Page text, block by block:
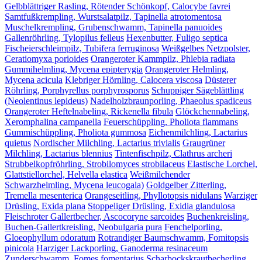
Gelbblättriger Rasling, Rötender Schönkopf, Calocybe favrei
Samtfußkrempling, Wurstsalatpilz, Tapinella atrotomentosa
Muschelkrempling, Grubenschwamm, Tapinella panuoides
Gallenröhrling, Tylopilus felleus Hexenbutter, Fuligo septica
Fischeierschleimpilz, Tubifera ferruginosa Weißgelbes Netzpolster,
Ceratiomyxa porioides Orangeroter Kammpilz, Phlebia radiata
Gummihelmling, Mycena epipterygia Orangeroter Helmling,
Mycena acicula Klebriger Hörnling, Calocera viscosa Düsterer
Röhrling, Porphyrellus porphyrosporus Schuppiger Sägeblättling
(Neolentinus lepideus) Nadelholzbraunporling, Phaeolus spadiceus
Orangeroter Heftelnabeling, Rickenella fibula Glöckchennabeling,
Xeromphalina campanella Feuerschüppling, Pholiota flammans
Gummischüppling, Pholiota gummosa Eichenmilchling, Lactarius
quietus Nordischer Milchling, Lactarius trivialis Graugrüner
Milchling, Lactarius blennius Tintenfischpilz, Clathrus archeri
Strubbelkopfröhrling, Strobilomyces strobilaceus Elastische Lorchel,
Glattstiellorchel, Helvella elastica Weißmilchender
Schwarzhelmling, Mycena leucogala) Goldgelber Zitterling,
Tremella mesenterica Orangeseitling, Phyllotopsis nidulans Warziger
Drüsling, Exida plana Stoppeliger Drüsling, Exidia glandulosa
Fleischroter Gallertbecher, Ascocoryne sarcoides Buchenkreisling,
Buchen-Gallertkreisling, Neobulgaria pura Fenchelporling,
Gloeophyllum odoratum Rotrandiger Baumschwamm, Fomitopsis
pinicola Harziger Lackporling, Ganoderma resinaceum